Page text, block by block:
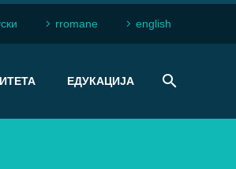
rromane english
ЕДУКАЦИЈА